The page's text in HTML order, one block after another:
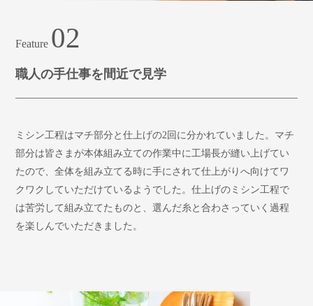
Feature 02
職人の手仕事を間近で見学
ミシン工程はマチ部分と仕上げの2回に分かれていました。マチ
部分は皆さまが本体組み立ての作業中に工場長が縫い上げてい
たので、全体を組み立てる時に手にされて仕上がりへ向けてワ
クワクしていただけているようでした。仕上げのミシン工程で
は苦労して組み立てたものと、選んだ糸と合わさっていく過程
を楽しんでいただきました。